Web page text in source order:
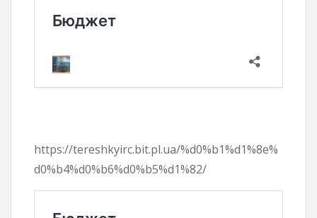
https://tereshkyirc.bit.pl.ua/%d0%b1%d1%8e%
d0%b4%d0%b6%d0%b5%d1%82/